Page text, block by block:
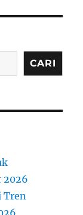
CARI
2026
Tren